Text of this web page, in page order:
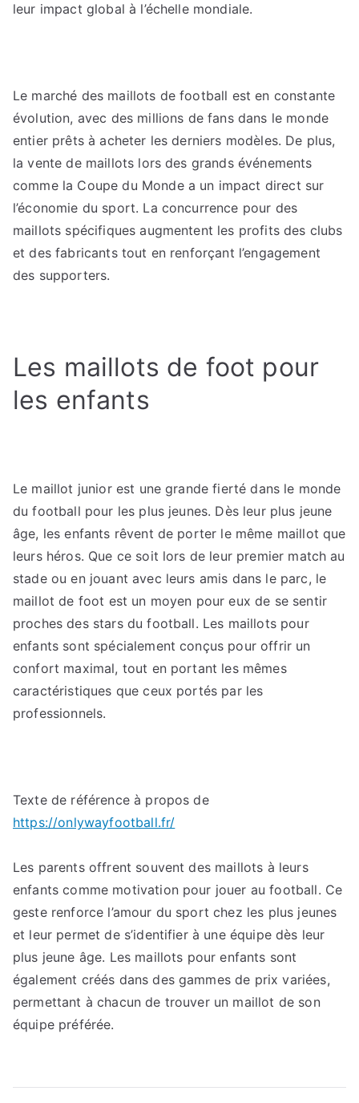
leur impact global à l’échelle mondiale.
Le marché des maillots de football est en constante
évolution, avec des millions de fans dans le monde
entier prêts à acheter les derniers modèles. De plus,
la vente de maillots lors des grands événements
comme la Coupe du Monde a un impact direct sur
l’économie du sport. La concurrence pour des
maillots spécifiques augmentent les profits des clubs
et des fabricants tout en renforçant l’engagement
des supporters.
Les maillots de foot pour
les enfants
Le maillot junior est une grande fierté dans le monde
du football pour les plus jeunes. Dès leur plus jeune
âge, les enfants rêvent de porter le même maillot que
leurs héros. Que ce soit lors de leur premier match au
stade ou en jouant avec leurs amis dans le parc, le
maillot de foot est un moyen pour eux de se sentir
proches des stars du football. Les maillots pour
enfants sont spécialement conçus pour offrir un
confort maximal, tout en portant les mêmes
caractéristiques que ceux portés par les
professionnels.
Texte de référence à propos de
https://onlywayfootball.fr/
Les parents offrent souvent des maillots à leurs
enfants comme motivation pour jouer au football. Ce
geste renforce l’amour du sport chez les plus jeunes
et leur permet de s’identifier à une équipe dès leur
plus jeune âge. Les maillots pour enfants sont
également créés dans des gammes de prix variées,
permettant à chacun de trouver un maillot de son
équipe préférée.